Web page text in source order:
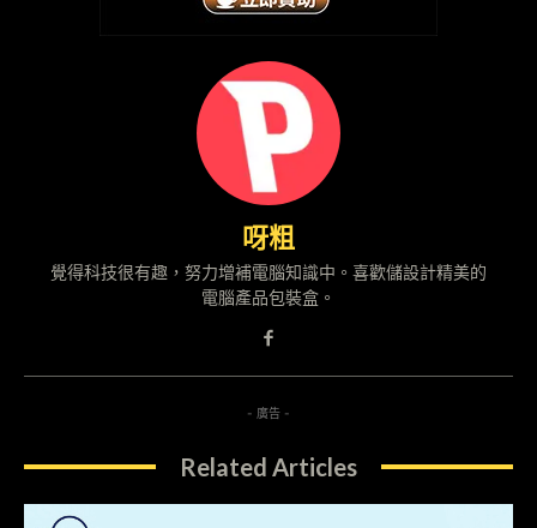
呀粗
覺得科技很有趣，努力增補電腦知識中。喜歡儲設計精美的
電腦產品包裝盒。
- 廣告 -
Related Articles